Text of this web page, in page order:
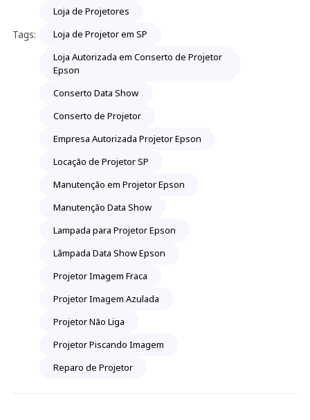
Tags:
Loja de Projetores
Loja de Projetor em SP
Loja Autorizada em Conserto de Projetor
Epson
Conserto Data Show
Conserto de Projetor
Empresa Autorizada Projetor Epson
Locação de Projetor SP
Manutenção em Projetor Epson
Manutenção Data Show
Lampada para Projetor Epson
Lâmpada Data Show Epson
Projetor Imagem Fraca
Projetor Imagem Azulada
Projetor Não Liga
Projetor Piscando Imagem
Reparo de Projetor